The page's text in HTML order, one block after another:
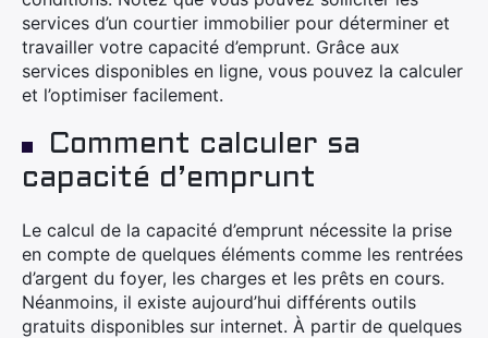
services d’un courtier immobilier pour déterminer et
travailler votre capacité d’emprunt. Grâce aux
services disponibles en ligne, vous pouvez la calculer
et l’optimiser facilement.
Comment calculer sa
capacité d’emprunt
Le calcul de la capacité d’emprunt nécessite la prise
en compte de quelques éléments comme les rentrées
d’argent du foyer, les charges et les prêts en cours.
Néanmoins, il existe aujourd’hui différents outils
gratuits disponibles sur internet. À partir de quelques